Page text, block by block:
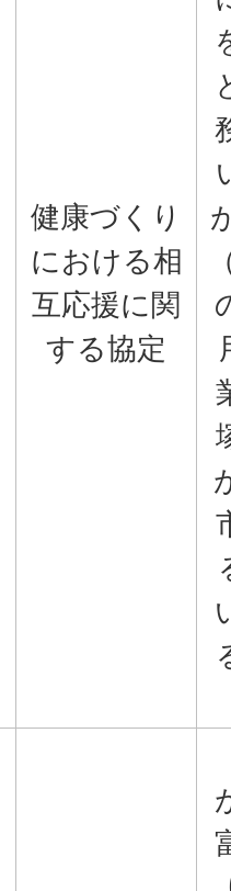
健康づくり
における相
互応援に関
する協定